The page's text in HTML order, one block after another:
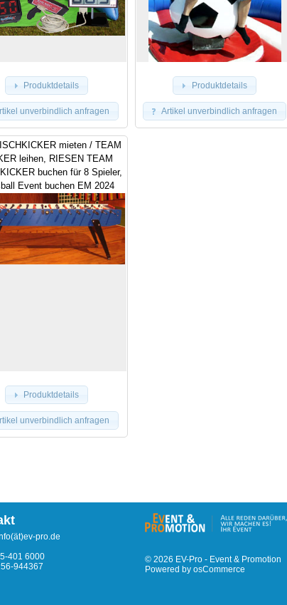
Produktdetails
unverbindlich anfragen
Produktdetails
Artikel unverbindlich anfragen
mieten / TEAM
leihen, RIESEN TEAM
buchen für 8 Spieler,
Event buchen EM 2024
Produktdetails
unverbindlich anfragen
pro.de
401 6000
944367
© 2026 EV-Pro - Event & Promotion
Powered by osCommerce